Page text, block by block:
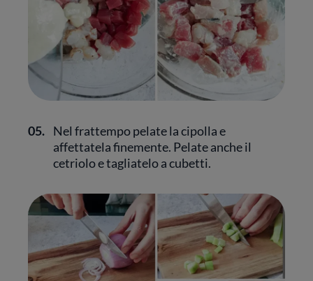
05. Nel frattempo pelate la cipolla e
affettatela finemente. Pelate anche il
cetriolo e tagliatelo a cubetti.